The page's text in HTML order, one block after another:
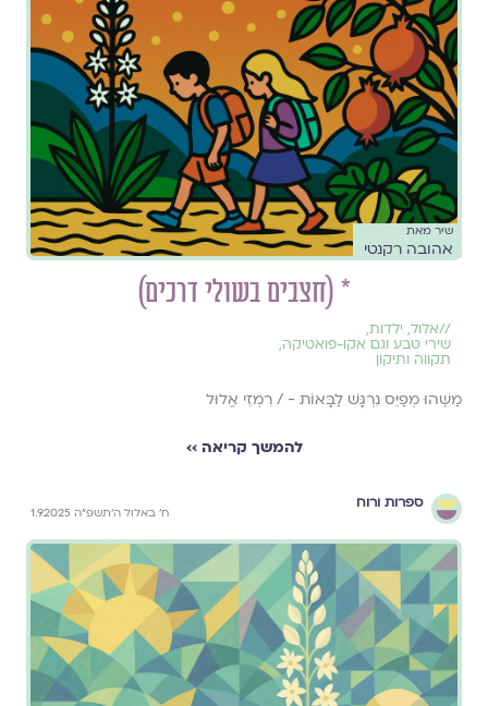
שיר מאת
אהובה רקנטי
* (חצבים בשולי דרכים)
//אלול, ילדוּת,
שירי טבע וגם אקו-פואטיקה,
תקווה ותיקון
מַשֶּׁהוּ מְפַיֵּס נִרְגָּשׁ לַבָּאוֹת - / רִמְזֵי אֱלוּל
להמשך קריאה ››
ספרות ורוח
ח׳ באלול ה׳תשפ״ה 1.9.2025